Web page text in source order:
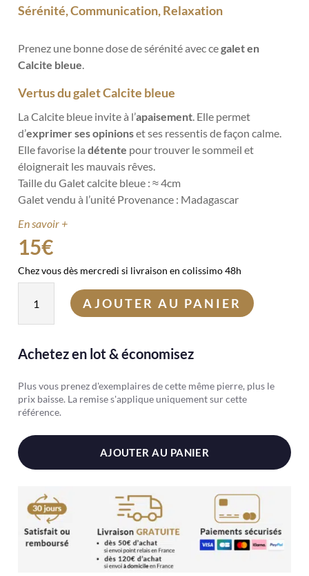
Sérénité, Communication, Relaxation
Prenez une bonne dose de sérénité avec cegalet en
Calcite bleue
Vertus du galet Calcite bleue
La Calcite bleue invite à l’apaisement . Elle permet
d’exprimer ses opinionset ses ressentis de façon calme.
Elle favorise ladétente pour trouver le sommeil et
éloignerait les mauvais rêves.
Taille du Galet calcite bleue : ≈ 4cm
Galet vendu à l’unité Provenance : Madagascar
En savoir +
15€
Chez vous dès mercredi si livraison en colissimo 48h
Galet
bleue
AJOUTER AU PANIER
Achetez en lot & économisez
Plus vous prenez d'exemplaires de cette même pierre, plus le
prix baisse. La remise s'applique uniquement sur cette
référence.
AJOUTER AU PANIER